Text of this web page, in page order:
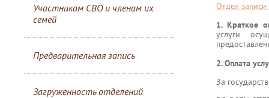
Участникам СВО и членам их
семей
Предварительная запись
Загруженность отделений
Отдел
1. Краткое
услуги
2. Оплата
За